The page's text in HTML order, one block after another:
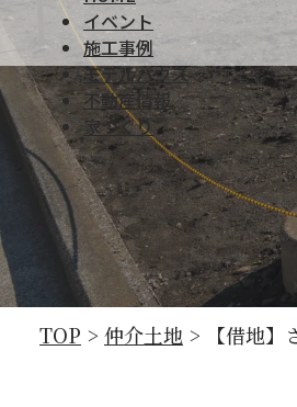
イベント
施工事例
モデルハウス
不動産情報
家づくり
【借地】さくら市
TOP > 仲介土地 > 【借地